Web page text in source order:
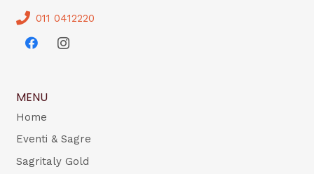
011 0412220
MENU
Home
Eventi & Sagre
Sagritaly Gold